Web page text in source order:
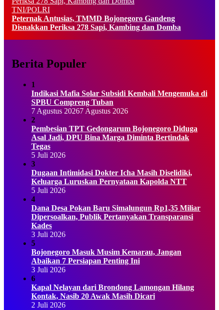
TNI/POLRI
Peternak Antusias, TMMD Bojonegoro Gandeng
Disnakkan Periksa 278 Sapi, Kambing dan Domba
Berita Populer
1
Indikasi Mafia Solar Subsidi Kembali Mengemuka di
SPBU Compreng Tuban
7 Agustus 20267 Agustus 2026
2
Pembesian TPT Gedongarum Bojonegoro Diduga
Asal Jadi, DPU Bina Marga Diminta Bertindak
Tegas
5 Juli 2026
3
Dugaan Intimidasi Dokter Icha Masih Diselidiki,
Keluarga Luruskan Pernyataan Kapolda NTT
5 Juli 2026
4
Dana Desa Pokan Baru Simalungun Rp1,35 Miliar
Dipersoalkan, Publik Pertanyakan Transparansi
Kades
3 Juli 2026
5
Bojonegoro Masuk Musim Kemarau, Jangan
Abaikan 7 Persiapan Penting Ini
3 Juli 2026
6
Kapal Nelayan dari Brondong Lamongan Hilang
Kontak, Nasib 20 Awak Masih Dicari
2 Juli 2026